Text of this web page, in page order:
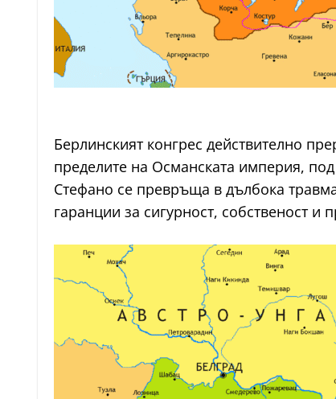
Берлинският конгрес действително
пределите на Османската империя,
Стефано се превръща в дълбока
гаранции за сигурност, собственост и